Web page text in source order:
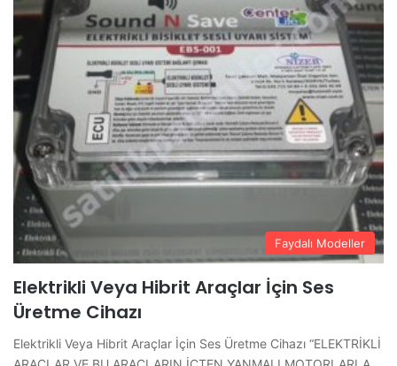
Faydalı Modeller
Elektrikli Veya Hibrit Araçlar İçin Ses
Üretme Cihazı
Elektrikli Veya Hibrit Araçlar İçin Ses Üretme Cihazı “ELEKTRİKLİ